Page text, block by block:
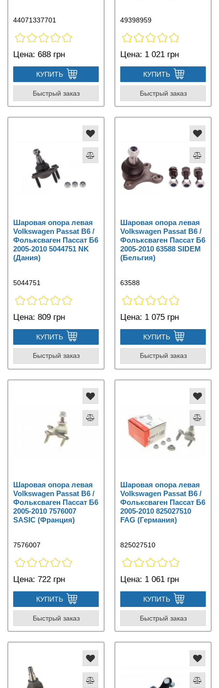
44071337701
Цена: 688 грн
КУПИТЬ
Быстрый заказ
49398959
Цена: 1 021 грн
КУПИТЬ
Быстрый заказ
Шаровая опора левая
Volkswagen Passat B6 /
Фольксваген Пассат Б6
2005-2010 5044751 NK
(Дания)
5044751
Цена: 809 грн
КУПИТЬ
Быстрый заказ
Шаровая опора левая
Volkswagen Passat B6 /
Фольксваген Пассат Б6
2005-2010 63588 SIDEM
(Бельгия)
63588
Цена: 1 075 грн
КУПИТЬ
Быстрый заказ
Шаровая опора левая
Volkswagen Passat B6 /
Фольксваген Пассат Б6
2005-2010 7576007
SASIC (Франция)
7576007
Цена: 722 грн
КУПИТЬ
Быстрый заказ
Шаровая опора левая
Volkswagen Passat B6 /
Фольксваген Пассат Б6
2005-2010 825027510
FAG (Германия)
825027510
Цена: 1 061 грн
КУПИТЬ
Быстрый заказ